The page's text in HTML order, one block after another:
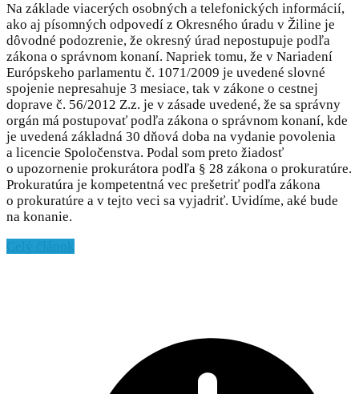
Na základe viacerých osobných a telefonických informácií,
ako aj písomných odpovedí z Okresného úradu v Žiline je
dôvodné podozrenie, že okresný úrad nepostupuje podľa
zákona o správnom konaní. Napriek tomu, že v Nariadení
Európskeho parlamentu č. 1071/2009 je uvedené slovné
spojenie nepresahuje 3 mesiace, tak v zákone o cestnej
doprave č. 56/2012 Z.z. je v zásade uvedené, že sa správny
orgán má postupovať podľa zákona o správnom konaní, kde
je uvedená základná 30 dňová doba na vydanie povolenia
a licencie Spoločenstva. Podal som preto žiadosť
o upozornenie prokurátora podľa § 28 zákona o prokuratúre.
Prokuratúra je kompetentná vec prešetriť podľa zákona
o prokuratúre a v tejto veci sa vyjadriť. Uvidíme, aké bude
na konanie.